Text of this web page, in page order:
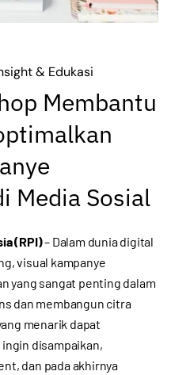
& Edukasi
Membantu
Media Sosial
(RPI)– Dalam dunia digital
visual kampanye
yang sangat penting dalam
dan membangun citra
menarik dapat
disampaikan,
dan pada akhirnya